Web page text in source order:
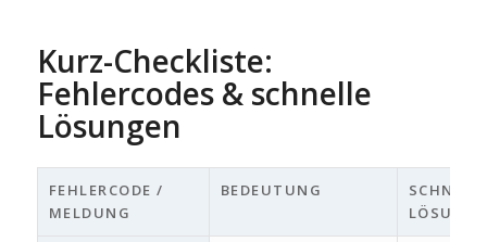
Kurz-Checkliste:
Fehlercodes & schnelle
Lösungen
FEHLERCODE /
MELDUNG
BEDEUTUNG
LÖSUNG